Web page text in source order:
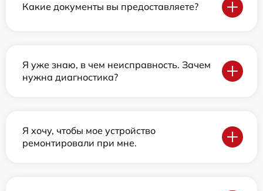
Какие документы вы предоставляете?
Я уже знаю, в чем неисправность. Зачем
нужна диагностика?
Я хочу, чтобы мое устройство
ремонтировали при мне.